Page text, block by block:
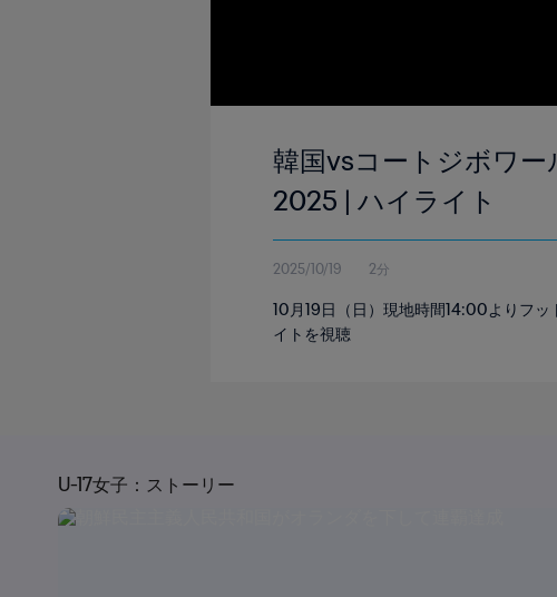
韓国vsコートジボワー
2025 | ハイライト
2025/10/19 2分
10月19日（日）現地時間14:00よりフ
イトを視聴
U-17女子：ストーリー